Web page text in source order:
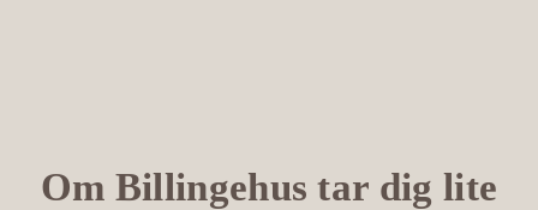
Om Billingehus tar dig lite